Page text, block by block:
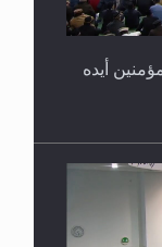
أيده